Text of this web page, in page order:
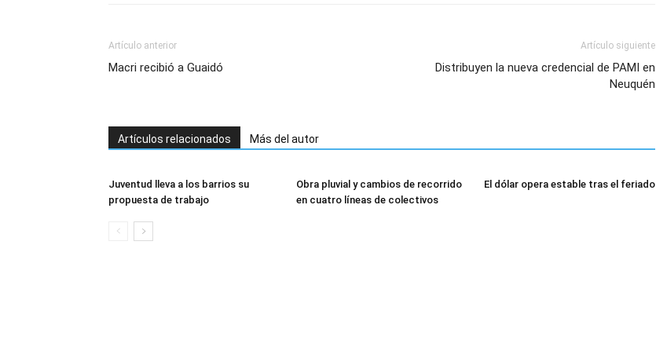
Artículo anterior
Macri recibió a Guaidó
Artículo siguiente
Distribuyen la nueva credencial de PAMI en
Neuquén
Artículos relacionados Más del autor
Juventud lleva a los barrios su
propuesta de trabajo
Obra pluvial y cambios de recorrido
en cuatro líneas de colectivos
El dólar opera estable tras el feriado